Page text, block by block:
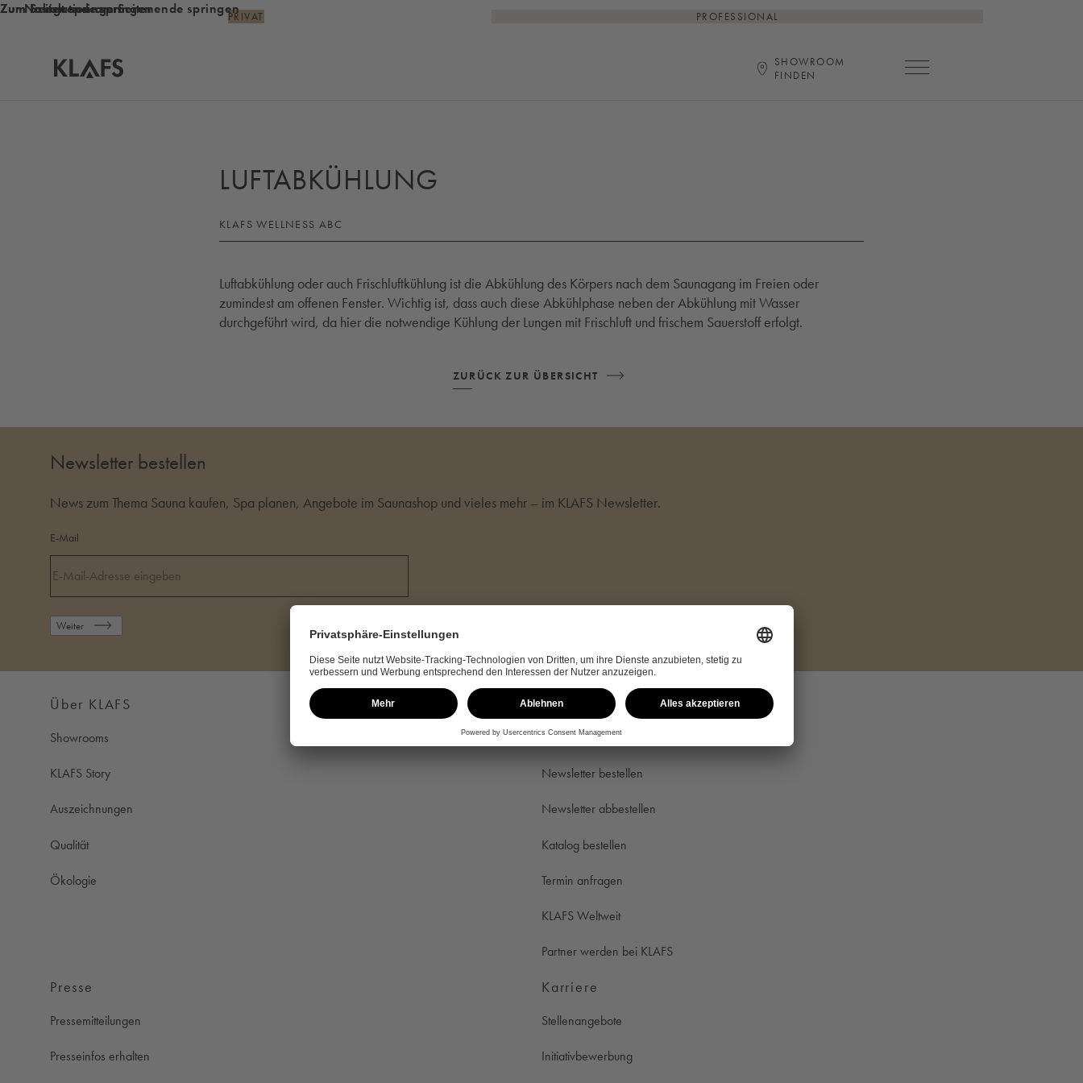
Zum Inhalt springen
Zum Seitenende springen
Zur Navigation am Seitenende springenPRIVAT PROFESSIONAL
SHOWROOM
FINDEN
Hauptnavigation öffnen
LUFTABKÜHLUNG
KLAFS WELLNESS ABC
Luftabkühlung oder auch Frischluftkühlung ist die Abkühlung des Körpers nach dem Saunagang im Freien oder
zumindest am offenen Fenster. Wichtig ist, dass auch diese Abkühlphase neben der Abkühlung mit Wasser
durchgeführt wird, da hier die notwendige Kühlung der Lungen mit Frischluft und frischem Sauerstoff erfolgt.
ZURÜCK ZUR ÜBERSICHT
Newsletter bestellen
News zum Thema Sauna kaufen, Spa planen, Angebote im Saunashop und vieles mehr – im KLAFS Newsletter.
E-Mail
Weiter
Über KLAFS
Showrooms
KLAFS Story
Auszeichnungen
Qualität
Ökologie
Kontakt
Anfrage, Kontaktformular
Newsletter bestellen
Newsletter abbestellen
Katalog bestellen
Termin anfragen
KLAFS Weltweit
Partner werden bei KLAFS
Presse
Pressemitteilungen
Presseinfos erhalten
Karriere
Stellenangebote
Initiativbewerbung